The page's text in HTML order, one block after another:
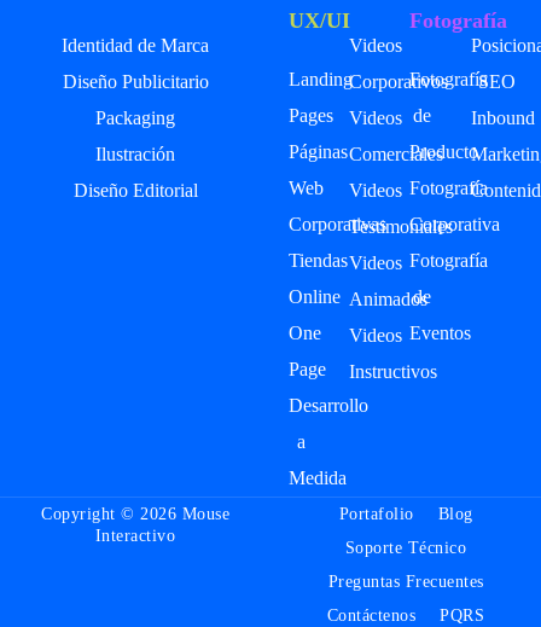
Identidad de Marca
Diseño Publicitario
Packaging
Ilustración
Diseño Editorial
UX/UI
Landing
Pages
Páginas
Web
Corporativas
Tiendas
Online
One
Page
Desarrollo
a
Medida
Videos
Corporativos
Videos
Comerciales
Videos
Testimoniales
Videos
Animados
Videos
Instructivos
Fotografía
Fotografía
de
Producto
Fotografía
Corporativa
Fotografía
de
Eventos
SEO
Inbound
Copyright © 2026 Mouse
Interactivo
Portafolio
Blog
Soporte Técnico
Preguntas Frecuentes
Contáctenos
PQRS